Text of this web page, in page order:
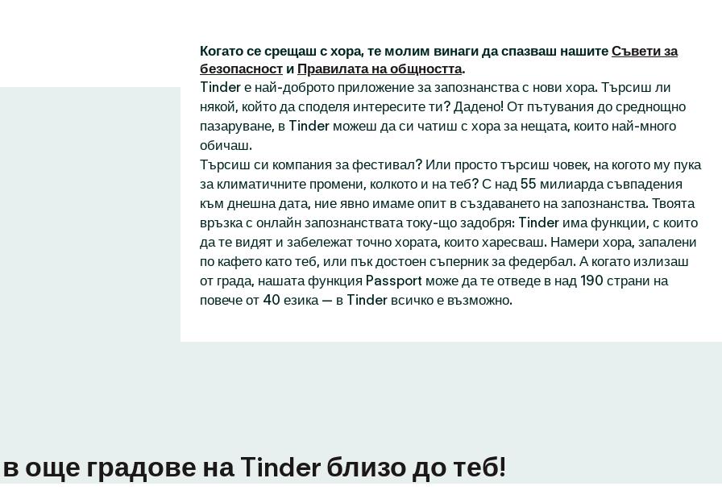
Когато се срещаш с хора, те молим винаги да спазваш нашите Съвети за
безопасност и Правилата на общността.
Tinder е най-доброто приложение за запознанства с нови хора. Търсиш ли
някой, който да споделя интересите ти? Дадено! От пътувания до среднощно
пазаруване, в Tinder можеш да си чатиш с хора за нещата, които най-много
обичаш.
Търсиш си компания за фестивал? Или просто търсиш човек, на когото му пука
за климатичните промени, колкото и на теб? С над 55 милиарда съвпадения
към днешна дата, ние явно имаме опит в създаването на запознанства. Твоята
връзка с онлайн запознанствата току-що задобря: Tinder има функции, с които
да те видят и забележат точно хората, които харесваш. Намери хора, запалени
по кафето като теб, или пък достоен съперник за федербал. А когато излизаш
от града, нашата функция Passport може да те отведе в над 190 страни на
повече от 40 езика — в Tinder всичко е възможно.
още градове на Tinder близо до теб!